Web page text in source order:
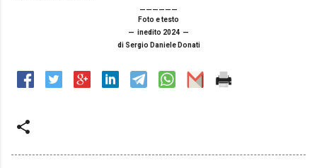
Foto e testo
— inedito 2024 —
di Sergio Daniele Donati